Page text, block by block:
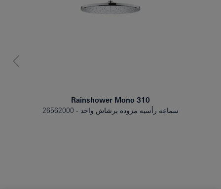
Rainshower Mono 310
سماعه رأسيه مزوده برشاش واحد
26562000